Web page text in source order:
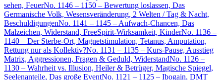
sehen, FeuerNo. 1146 – 1150 – Bewertung loslassen, Das
Germanische Volk, Wesensveränderung, 2 Welten / Tag & Nacht,
BeschuldigungenNo. 1141 – 1145 – Aufwach-Chancen, Das
Malzeichen, Widerstand, FreeSpirit-Wirksamkeit, KinderNo. 1136 –
1140 – Der Sterbe-Ort, Magnetstimulation, Tetanus, Amputation,
Rettung nur als Kollektiv?No. 1131 – 1135 – Kurs-Pause, Ausstieg
Matrix, Aggressionen, Fragen & Geduld, WiderstandNo. 1126 –
1130 – Wahrheit vs. Illusion, Heiler & Betrüger, Magische Spiegel,
Seelenanteile, Das große EventNo. 1121 – 1125 – Ibogain, DMT